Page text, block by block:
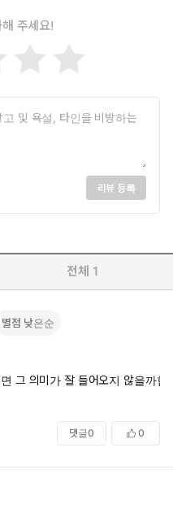
주세요!
리뷰 등록
전체 1
별점 낮은순
그 의미가 잘 들어오지 않을까합
댓글0 0